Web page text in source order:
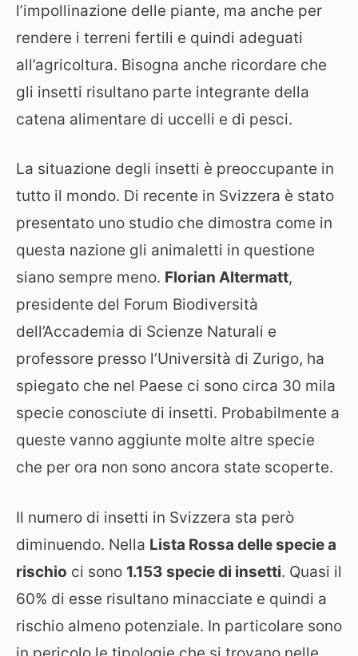
l’impollinazione delle piante, ma anche per
rendere i terreni fertili e quindi adeguati
all’agricoltura. Bisogna anche ricordare che
gli insetti risultano parte integrante della
catena alimentare di uccelli e di pesci.
La situazione degli insetti è preoccupante in
tutto il mondo. Di recente in Svizzera è stato
presentato uno studio che dimostra come in
questa nazione gli animaletti in questione
siano sempre meno. Florian Altermatt,
presidente del Forum Biodiversità
dell’Accademia di Scienze Naturali e
professore presso l’Università di Zurigo, ha
spiegato che nel Paese ci sono circa 30 mila
specie conosciute di insetti. Probabilmente a
queste vanno aggiunte molte altre specie
che per ora non sono ancora state scoperte.
Il numero di insetti in Svizzera sta però
diminuendo. Nella Lista Rossa delle specie a
rischio ci sono 1.153 specie di insetti. Quasi il
60% di esse risultano minacciate e quindi a
rischio almeno potenziale. In particolare sono